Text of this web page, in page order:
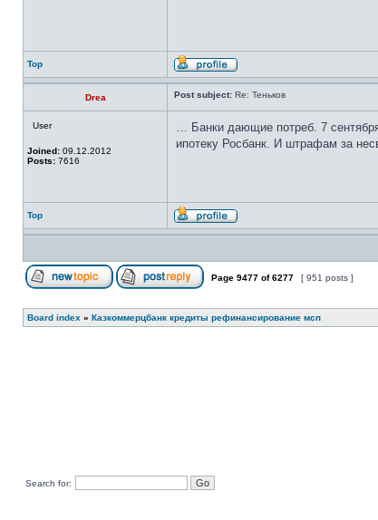
Top
Drea Post subject: Re: Теньков
User
Joined: 09.12.2012
Posts: 7616
… Банки дающие потреб. 7
ипотеку Росбанк. И штрафам за
Top
Page 9477 of6277 [ 951 posts ]
Board index » Казкоммерцбанк кредиты рефинансирование мсп
Search for: